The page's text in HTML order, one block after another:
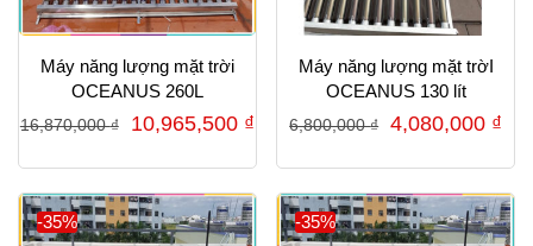
Máy năng lượng mặt trời
OCEANUS 260L
16,870,000₫
Giá
là:
16,870,000 ₫.
10,965,500 ₫Giá
tại
Máy năng lượng mặt trờI
OCEANUS 130 lít
6,800,000₫
Giá
là:
6,800,000 ₫.
4,080,000 ₫
tại
là:
-35% -35%